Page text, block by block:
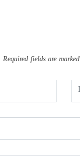
Required fields are marked